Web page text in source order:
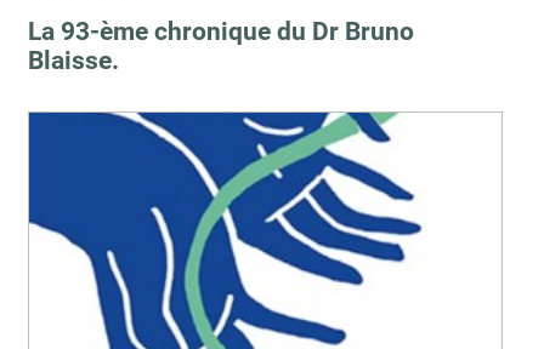
La 93-ème chronique du Dr Bruno
Blaisse.